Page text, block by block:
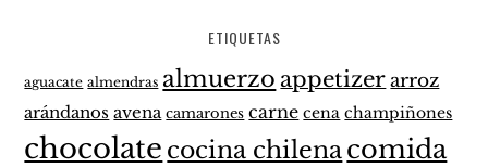
ETIQUETAS
aguacate almendras almuerzo appetizer arroz
arándanos avena camarones carne cena champiñones
chocolate cocina chilenacomida